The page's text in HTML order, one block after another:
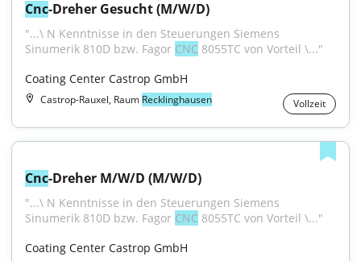
Cnc-Dreher Gesucht (M/W/D)
"...\ N Kenntnisse in den Steuerungen Siemens
Sinumerik 810D bzw. Fagor CNC 8055TC von Vorteil \..."
Coating Center Castrop GmbH
Castrop-Rauxel, Raum Recklinghausen Vollzeit
Cnc-Dreher M/W/D (M/W/D)
"...\ N Kenntnisse in den Steuerungen Siemens
Sinumerik 810D bzw. Fagor CNC 8055TC von Vorteil \..."
Coating Center Castrop GmbH